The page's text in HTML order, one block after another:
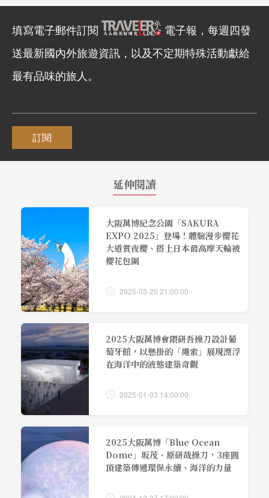
填寫電子郵件訂閱
電子報，每週四發
送最新國內外旅遊資訊，以及不定期特殊活動獻給
最有品味的旅人。
訂閱
延伸閱讀
大阪萬博紀念公園「SAKURA
EXPO 2025」登場！體驗漫步櫻花
大道賞夜櫻、搭上日本最高摩天輪被
櫻花包圍
2025-03-20 21:00:00
2025大阪萬博會隈研吾操刀設計葡
萄牙館，以懸掛的「繩索」展現漂浮
在海洋中的液態建築奇觀
2025-01-03 14:00:00
2025大阪萬博「Blue Ocean
Dome」坂茂、原研哉操刀，3座圓
頂建築傳遞環保永續、海洋的力量